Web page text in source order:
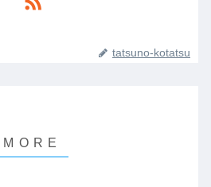
tatsuno-kotatsu